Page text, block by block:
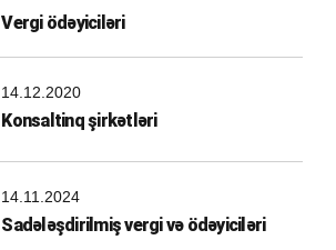
Vergi ödəyiciləri
14.12.2020
Konsaltinq şirkətləri
14.11.2024
Sadələşdirilmiş vergi və ödəyiciləri